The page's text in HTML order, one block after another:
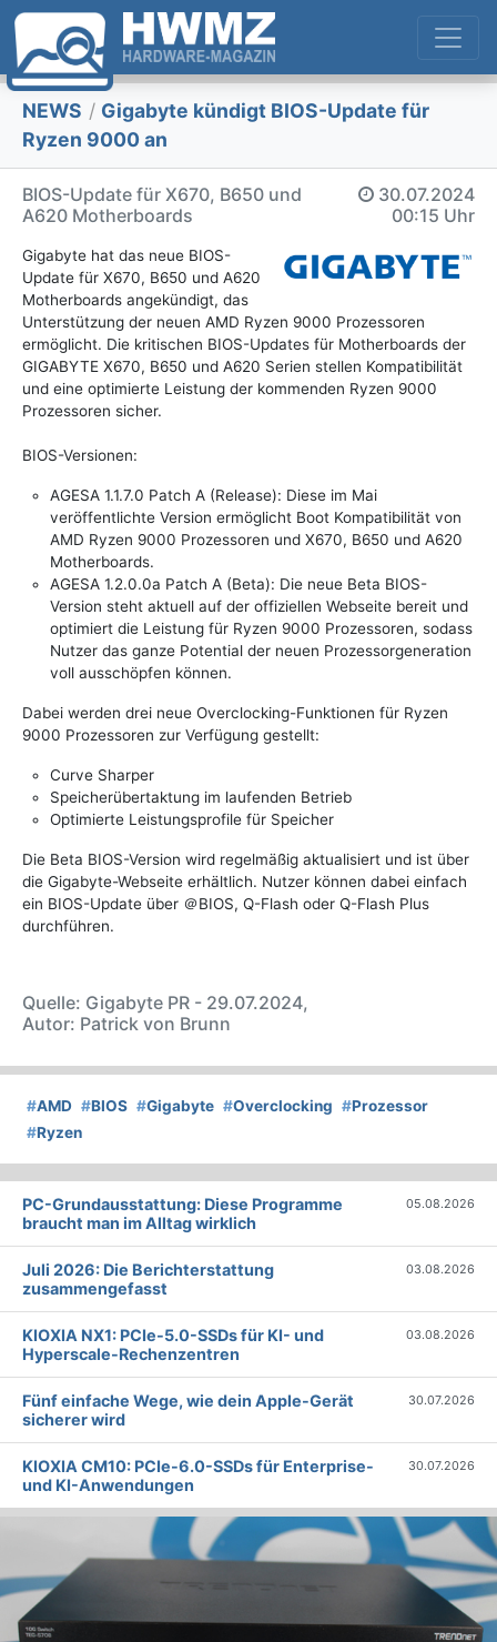
NEWS / Gigabyte kündigt BIOS-Update für
Ryzen 9000 an
BIOS-Update für X670, B650 und
A620 Motherboards
30.07.2024
00:15 Uhr
Gigabyte hat das neue BIOS-
Update für X670, B650 und A620
Motherboards angekündigt, das
Unterstützung der neuen AMD Ryzen 9000 Prozessoren
ermöglicht. Die kritischen BIOS-Updates für Motherboards der
GIGABYTE X670, B650 und A620 Serien stellen Kompatibilität
und eine optimierte Leistung der kommenden Ryzen 9000
Prozessoren sicher.
BIOS-Versionen:
AGESA 1.1.7.0 Patch A (Release): Diese im Mai
veröffentlichte Version ermöglicht Boot Kompatibilität von
AMD Ryzen 9000 Prozessoren und X670, B650 und A620
Motherboards.
AGESA 1.2.0.0a Patch A (Beta): Die neue Beta BIOS-
Version steht aktuell auf der offiziellen Webseite bereit und
optimiert die Leistung für Ryzen 9000 Prozessoren, sodass
Nutzer das ganze Potential der neuen Prozessorgeneration
voll ausschöpfen können.
Dabei werden drei neue Overclocking-Funktionen für Ryzen
9000 Prozessoren zur Verfügung gestellt:
Curve Sharper
Speicherübertaktung im laufenden Betrieb
Optimierte Leistungsprofile für Speicher
Die Beta BIOS-Version wird regelmäßig aktualisiert und ist über
die Gigabyte-Webseite erhältlich. Nutzer können dabei einfach
ein BIOS-Update über ＠BIOS, Q-Flash oder Q-Flash Plus
durchführen.
Quelle: Gigabyte PR - 29.07.2024,
Autor: Patrick von Brunn
#AMD #BIOS #Gigabyte #Overclocking #Prozessor
#Ryzen
PC-Grundausstattung: Diese Programme
braucht man im Alltag wirklich
05.08.2026
Juli 2026: Die Bericht­erstattung
zusammengefasst
03.08.2026
KIOXIA NX1: PCIe-5.0-SSDs für KI- und
Hyperscale-Rechenzentren
03.08.2026
Fünf einfache Wege, wie dein Apple-Gerät
sicherer wird
30.07.2026
KIOXIA CM10: PCIe-6.0-SSDs für Enterprise-
und KI-Anwendungen
30.07.2026